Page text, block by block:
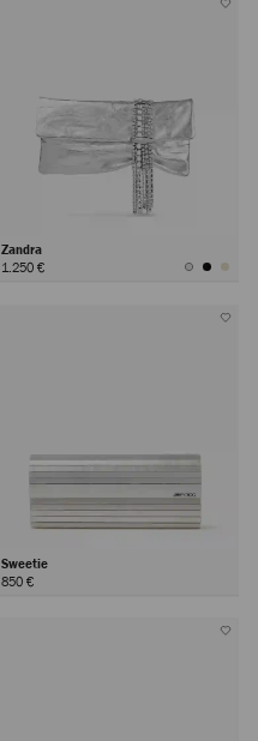
Zandra
1.250 €
Sweetie
850 €